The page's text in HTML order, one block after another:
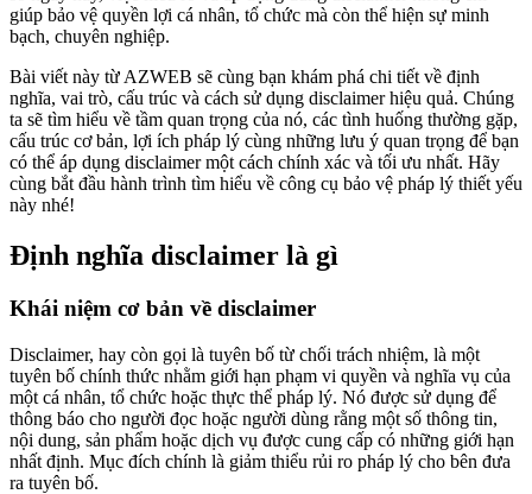
giúp bảo vệ quyền lợi cá nhân, tổ chức mà còn thể hiện sự minh
bạch, chuyên nghiệp.
Bài viết này từ AZWEB sẽ cùng bạn khám phá chi tiết về định
nghĩa, vai trò, cấu trúc và cách sử dụng disclaimer hiệu quả. Chúng
ta sẽ tìm hiểu về tầm quan trọng của nó, các tình huống thường gặp,
cấu trúc cơ bản, lợi ích pháp lý cùng những lưu ý quan trọng để bạn
có thể áp dụng disclaimer một cách chính xác và tối ưu nhất. Hãy
cùng bắt đầu hành trình tìm hiểu về công cụ bảo vệ pháp lý thiết yếu
này nhé!
Định nghĩa disclaimer là gì
Khái niệm cơ bản về disclaimer
Disclaimer, hay còn gọi là tuyên bố từ chối trách nhiệm, là một
tuyên bố chính thức nhằm giới hạn phạm vi quyền và nghĩa vụ của
một cá nhân, tổ chức hoặc thực thể pháp lý. Nó được sử dụng để
thông báo cho người đọc hoặc người dùng rằng một số thông tin,
nội dung, sản phẩm hoặc dịch vụ được cung cấp có những giới hạn
nhất định. Mục đích chính là giảm thiểu rủi ro pháp lý cho bên đưa
ra tuyên bố.